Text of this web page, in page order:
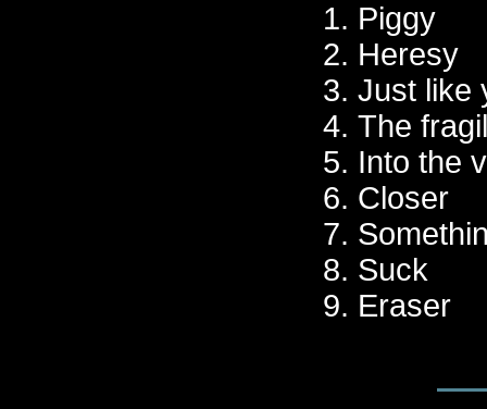
Piggy
Heresy
Just like
The
Into the
Closer
Suck
Eraser